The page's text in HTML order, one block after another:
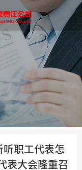
职工代表怎
表大会隆重召